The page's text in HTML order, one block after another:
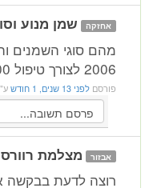
אחזקה שמן מנוע
מהם סוגי השמנים
2006 לצורך טיפול 105,000 באופן עצמאי.
פורסם לפני 13 שנים, 1 חודש
אבזור מצלמת